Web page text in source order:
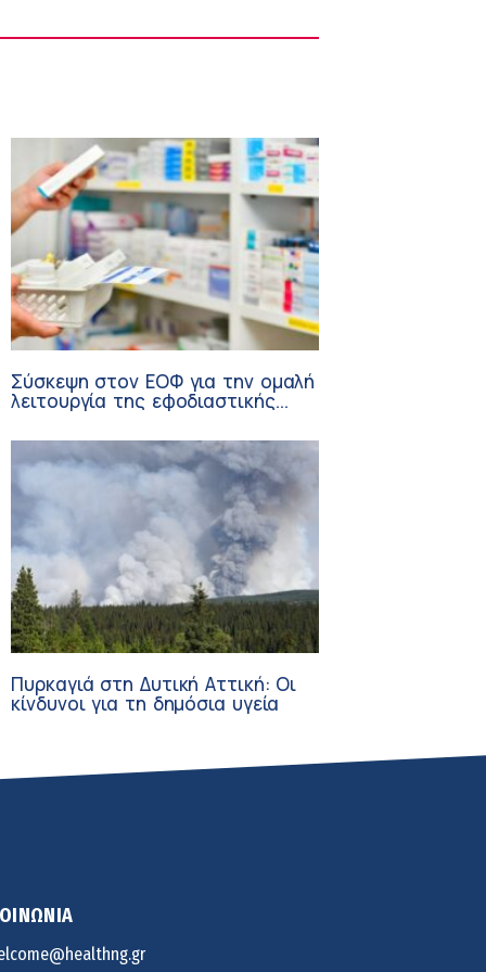
Σπύρος Γεωργαράς – «ΥΓΕΙΑ» / Ερευνητικό
Σύσκεψη στον ΕΟΦ για την ομαλή
λειτουργία της εφοδιαστικής
διάρκεια του καλοκαιριού
Πυρκαγιά στη Δυτική Αττική: Οι
κίνδυνοι για τη δημόσια υγεία